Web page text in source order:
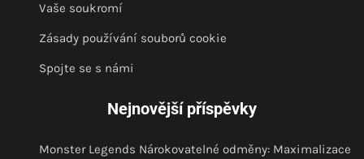
Vaše soukromí
Zásady používání souborů cookie
Spojte se s námi
Nejnovější příspěvky
Monster Legends Nárokovatelné odměny: Maximalizace